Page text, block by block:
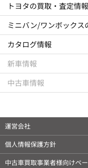
トヨタの買取・査定情報
ミニバン/ワンボックス
カタログ情報
新車情報
中古車情報
運営会社
個人情報保護方針
中古車買取事業者様向けペ
最
✓